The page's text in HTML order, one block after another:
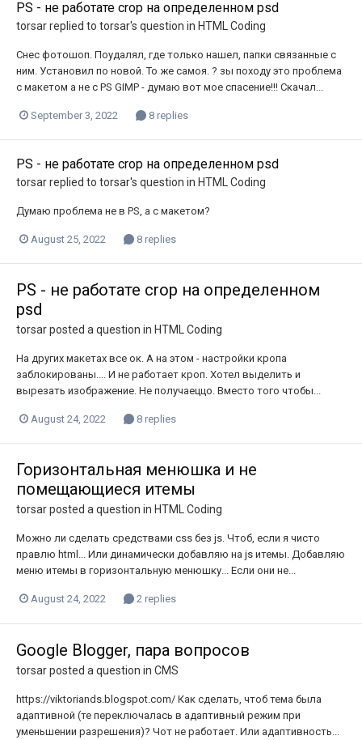
PS - не работате crop на определенном psd
torsarreplied to torsar's question in HTML Coding
Снес фотошоп. Поудалял, где только нашел, папки связанные с
ним. Установил по новой. То же самоя. ? зы походу это проблема
с макетом а не с PS GIMP - думаю вот мое спасение!!! Скачал...
September 3, 2022 8 replies
PS - не работате crop на определенном psd
torsarreplied to torsar's question in HTML Coding
Думаю проблема не в PS, а с макетом?
August 25, 2022 8 replies
PS - не работате crop на определенном
psd
torsarposted a question in HTML Coding
На других макетах все ок. А на этом - настройки кропа
заблокированы.... И не работает кроп. Хотел выделить и
вырезать изображение. Не получаеццо. Вместо того чтобы...
August 24, 2022 8 replies
Горизонтальная менюшка и не
помещающиеся итемы
torsarposted a question in HTML Coding
Можно ли сделать средствами css без js. Чтоб, если я чисто
правлю html... Или динамически добавляю на js итемы. Добавляю
меню итемы в горизонтальную менюшку... Если они не...
August 24, 2022 2 replies
Google Blogger, пара вопросов
torsarposted a question in CMS
https://viktoriands.blogspot.com/ Как сделать, чтоб тема была
адаптивной (те переключалась в адаптивный режим при
уменьшении разрешения)? Чот не работает. Или адаптивность...